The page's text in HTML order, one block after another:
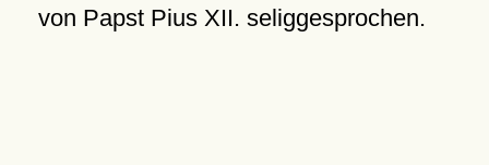
von Papst Pius XII. seliggesprochen.